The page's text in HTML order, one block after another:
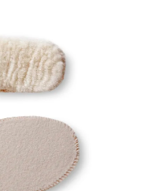
Kontakty